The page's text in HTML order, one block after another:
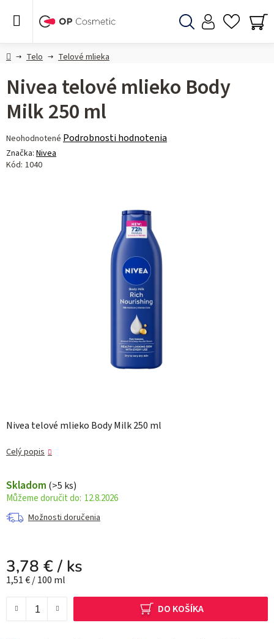
DomovTelo Telové mlieka
Nivea telové mlieko Body Milk 250 ml
Celý popis
Skladom (>5 ks)
12.8.2026
Možnosti doručenia
3,78 €/ ks
Jednotková cena:
1,51 € / 100 ml
DO KOŠÍKA
Nivea telové mlieko Body
Milk 250 ml
Priemerné
hodnotenie
produktu
Neohodnotené Podrobnosti hodnotenia
Značka: Nivea
Kód: 1040